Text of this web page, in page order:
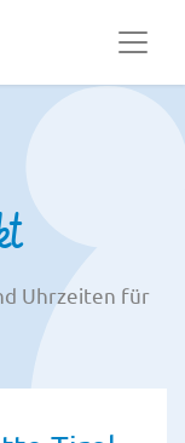
Uhrzeiten für